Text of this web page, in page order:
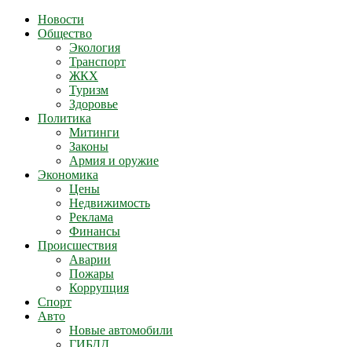
Новости
Общество
Экология
Транспорт
ЖКХ
Туризм
Здоровье
Политика
Митинги
Законы
Армия и оружие
Экономика
Цены
Недвижимость
Реклама
Финансы
Происшествия
Аварии
Пожары
Коррупция
Спорт
Авто
Новые автомобили
ГИБДД